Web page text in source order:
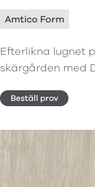
Amtico Form
Efterlikna lugnet
skärgården med
Beställ prov